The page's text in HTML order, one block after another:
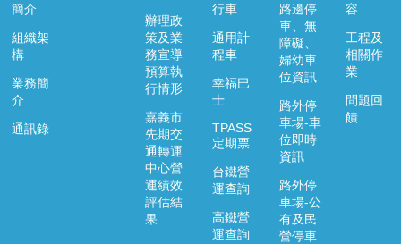
簡介
組織架
構
業務簡
介
通訊錄
辦理政
策及業
務宣導
預算執
行情形
嘉義市
先期交
通轉運
中心營
運績效
評估結
果
行車
通用計
程車
幸福巴
士
TPASS
定期票
台鐵營
運查詢
高鐵營
運查詢
路邊停
車、無
障礙、
婦幼車
位資訊
路外停
車場-車
位即時
資訊
路外停
車場-公
有及民
營停車
容
工程及
相關作
業
問題回
饋